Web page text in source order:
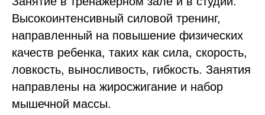
Высокоинтенсивный силовой тренинг,
направленный на повышение физических
качеств ребенка, таких как сила, скорость,
ловкость, выносливость, гибкость. Занятия
направлены на жиросжигание и набор
мышечной массы.